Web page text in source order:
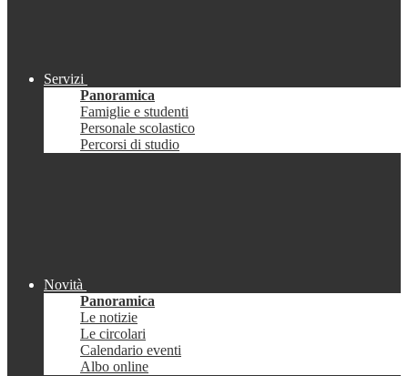
Servizi
Panoramica
Famiglie e studenti
Personale scolastico
Percorsi di studio
Novità
Panoramica
Le notizie
Le circolari
Calendario eventi
Albo online